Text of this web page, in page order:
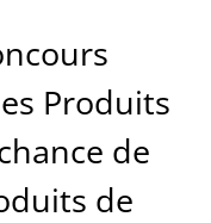
Produits
de
de